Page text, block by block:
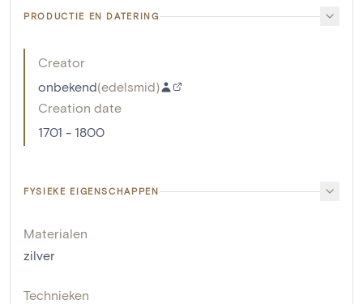
PRODUCTIE EN DATERING
Creator
onbekend(edelsmid)
Creation date
1701 - 1800
FYSIEKE EIGENSCHAPPEN
Materialen
zilver
Technieken